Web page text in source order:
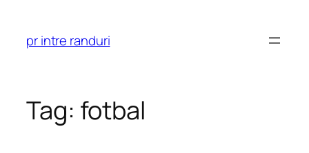
content
pr intre randuri
Tag: fotbal